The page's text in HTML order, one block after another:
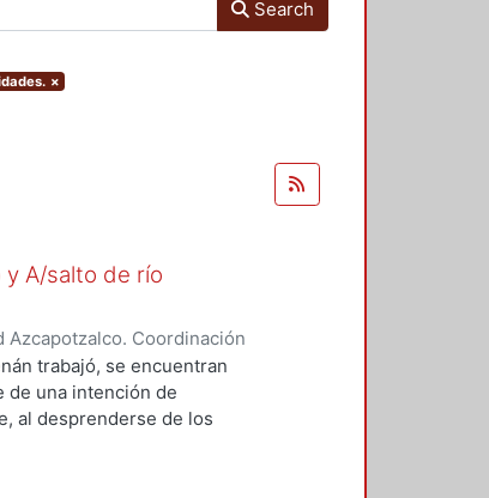
Search
×
y A/salto de río
Coordinación
Alejandra
trabajó, se encuentran
de una intención de
al desprenderse de los